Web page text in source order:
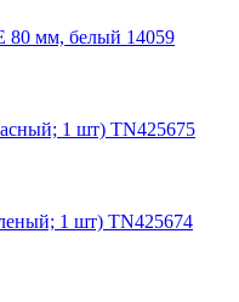
80 мм, белый 14059
1 шт) TN425675
1 шт) TN425674